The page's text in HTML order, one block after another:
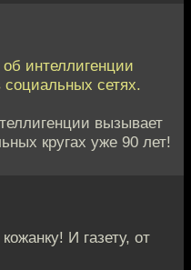
интеллигенции
сетях.
вызывает
кругах уже 90 лет!
И газету, от